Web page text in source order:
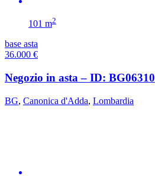
101 m2
base asta
36.000 €
Negozio in asta – ID: BG06310
BG, Canonica d'Adda, Lombardia